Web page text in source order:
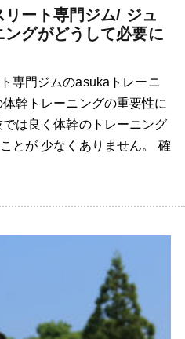
ート専門ジム/ ジュ
グがどうして必要に
専門ジムのasukaトレーニ
幹トレーニングの重要性に
は良く体幹のトレーニング
とが 少なくありません。 確